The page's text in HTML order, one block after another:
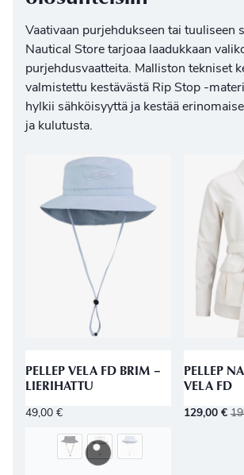
Vaativaan purjehdukseen tai tuuliseen
Nautical Store tarjoaa laadukkaan
purjehdusvaatteita. Malliston tekniset
valmistettu kestävästä Rip Stop -
hylkii sähköisyyttä ja kestää
ja kulutusta.
PELLEP VELA FD BRIM –
LIERIHATTU
49,00 €
PELLEP
VELA FD
129,00 €